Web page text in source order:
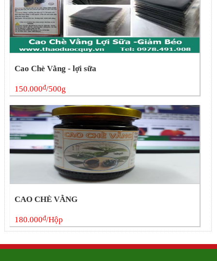
Cao Chè Vằng - lợi sữa
150.000đ/500g
CAO CHÈ VẰNG
180.000đ/Hộp